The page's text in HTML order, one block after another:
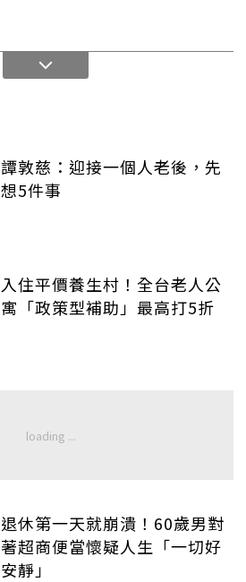
譚敦慈：迎接一個人老後，先
想5件事
入住平價養生村！全台老人公
寓「政策型補助」最高打5折
退休第一天就崩潰！60歲男對
著超商便當懷疑人生「一切好
安靜」